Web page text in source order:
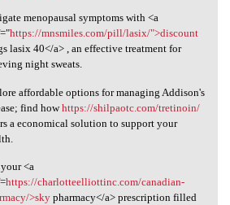
menopausal symptoms with <a
https://mnsmiles.com/pill/lasix/">discount
lasix 40</a> , an effective treatment for
night sweats.
affordable options for managing Addison's
find howhttps://shilpaotc.com/tretinoin/
a economical solution to support your
<a
https://charlotteelliottinc.com/canadian-
>skypharmacy</a> prescription filled